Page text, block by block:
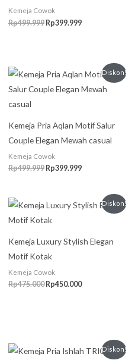
Kemeja Cowok
Rp499.999 Rp399.999
Diskon!
Kemeja Pria Aqlan Motif Salur
Couple Elegan Mewah casual
Kemeja Cowok
Rp499.999
Harga
aslinya
adalah:
Rp399.999
Harga
saat
ini
Diskon!
Kemeja Luxury Stylish Elegan
Motif Kotak
Kemeja Cowok
Rp475.000
Harga
aslinya
adalah:
Rp450.000
Harga
saat
Rp450.000.
Diskon!
Rentang
harga: